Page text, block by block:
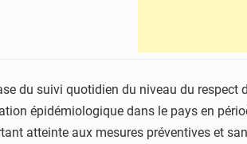
du suivi quotidien du niveau du respect
épidémiologique dans le pays en
atteinte aux mesures préventives et